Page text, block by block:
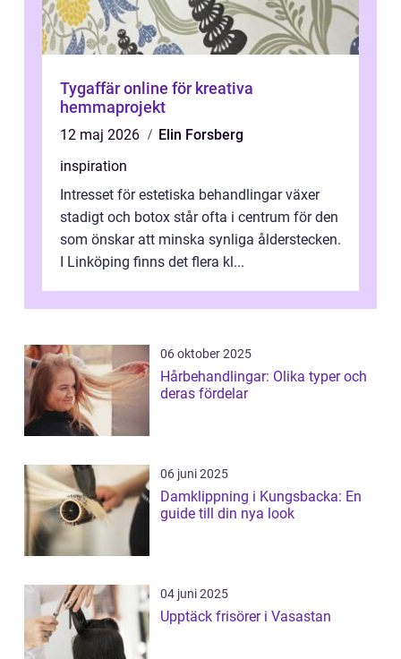
Tygaffär online för kreativa
hemmaprojekt
12 maj 2026
Elin Forsberg
inspiration
Intresset för estetiska behandlingar växer
stadigt och botox står ofta i centrum för den
som önskar att minska synliga ålderstecken.
I Linköping finns det flera kl...
06 oktober 2025
Hårbehandlingar: Olika typer och
deras fördelar
06 juni 2025
Damklippning i Kungsbacka: En
guide till din nya look
04 juni 2025
Upptäck frisörer i Vasastan